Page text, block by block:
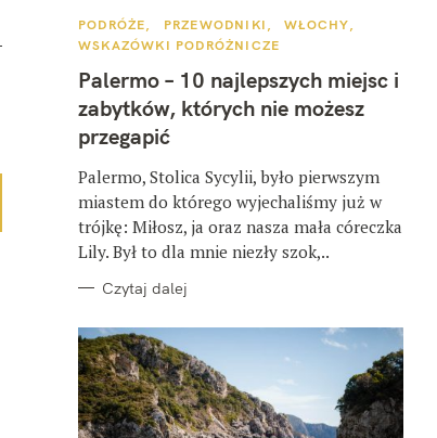
K
T
G
O
R
I
E
PODRÓŻE PRZEWODNIKI
WŁOCHY
WSKAZÓWKI PODRÓŻNICZE
Palermo – 10 najlepszych miejsc i
zabytków, których nie możesz
przegapić
Palermo, Stolica Sycylii, było pierwszym
miastem do którego wyjechaliśmy już w
trójkę: Miłosz, ja oraz nasza mała córeczka
Lily. Był to dla mnie niezły szok,..
Czytaj dalej